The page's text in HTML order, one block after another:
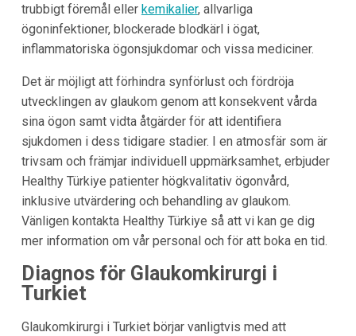
trubbigt föremål eller kemikalier, allvarliga
ögoninfektioner, blockerade blodkärl i ögat,
inflammatoriska ögonsjukdomar och vissa mediciner.
Det är möjligt att förhindra synförlust och fördröja
utvecklingen av glaukom genom att konsekvent vårda
sina ögon samt vidta åtgärder för att identifiera
sjukdomen i dess tidigare stadier. I en atmosfär som är
trivsam och främjar individuell uppmärksamhet, erbjuder
Healthy Türkiye patienter högkvalitativ ögonvård,
inklusive utvärdering och behandling av glaukom.
Vänligen kontakta Healthy Türkiye så att vi kan ge dig
mer information om vår personal och för att boka en tid.
Diagnos för Glaukomkirurgi i
Turkiet
Glaukomkirurgi i Turkiet börjar vanligtvis med att